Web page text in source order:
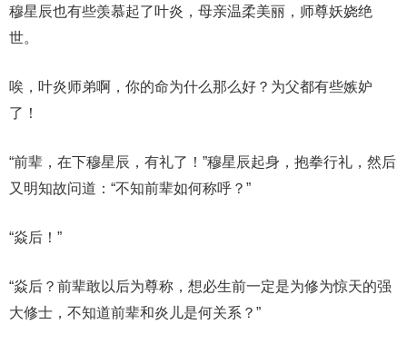
穆星辰也有些羡慕起了叶炎，母亲温柔美丽，师尊妖娆绝
世。
唉，叶炎师弟啊，你的命为什么那么好？为父都有些嫉妒
了！
“前辈，在下穆星辰，有礼了！”穆星辰起身，抱拳行礼，然后
又明知故问道：“不知前辈如何称呼？”
“焱后！”
“焱后？前辈敢以后为尊称，想必生前一定是为修为惊天的强
大修士，不知道前辈和炎儿是何关系？”